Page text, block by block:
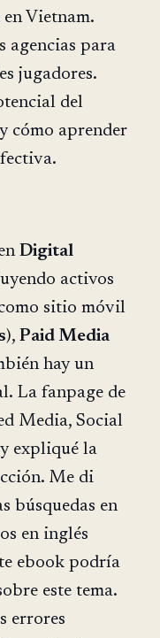
Vietnam.
agencias para
jugadores.
del
cómo aprender
Digital
activos
sitio móvil
), Paid Media
hay un
La fanpage de
Media, Social
expliqué la
Me di
búsquedas en
en inglés
ebook podría
este tema.
errores